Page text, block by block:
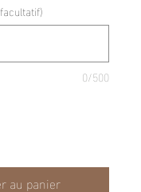
0/500
au panier